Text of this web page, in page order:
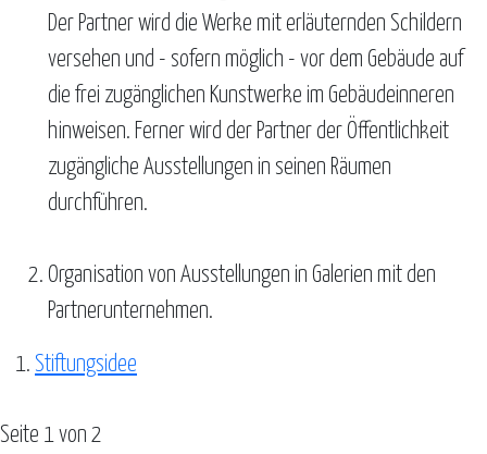
Der Partner wird die Werke mit erläuternden Schildern
versehen und - sofern möglich - vor dem Gebäude auf
die frei zugänglichen Kunstwerke im Gebäudeinneren
hinweisen. Ferner wird der Partner der Öffentlichkeit
zugängliche Ausstellungen in seinen Räumen
durchführen.
Organisation von Ausstellungen in Galerien mit den
Partnerunternehmen.
Stiftungsidee
Seite 1 von 2